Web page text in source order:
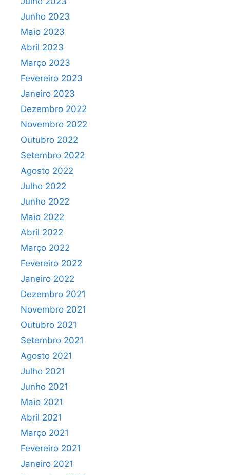
Junho 2023
Maio 2023
Abril 2023
Março 2023
Fevereiro 2023
Janeiro 2023
Dezembro 2022
Novembro 2022
Outubro 2022
Setembro 2022
Agosto 2022
Julho 2022
Junho 2022
Maio 2022
Abril 2022
Março 2022
Fevereiro 2022
Janeiro 2022
Dezembro 2021
Novembro 2021
Outubro 2021
Setembro 2021
Agosto 2021
Julho 2021
Junho 2021
Maio 2021
Abril 2021
Março 2021
Fevereiro 2021
Janeiro 2021